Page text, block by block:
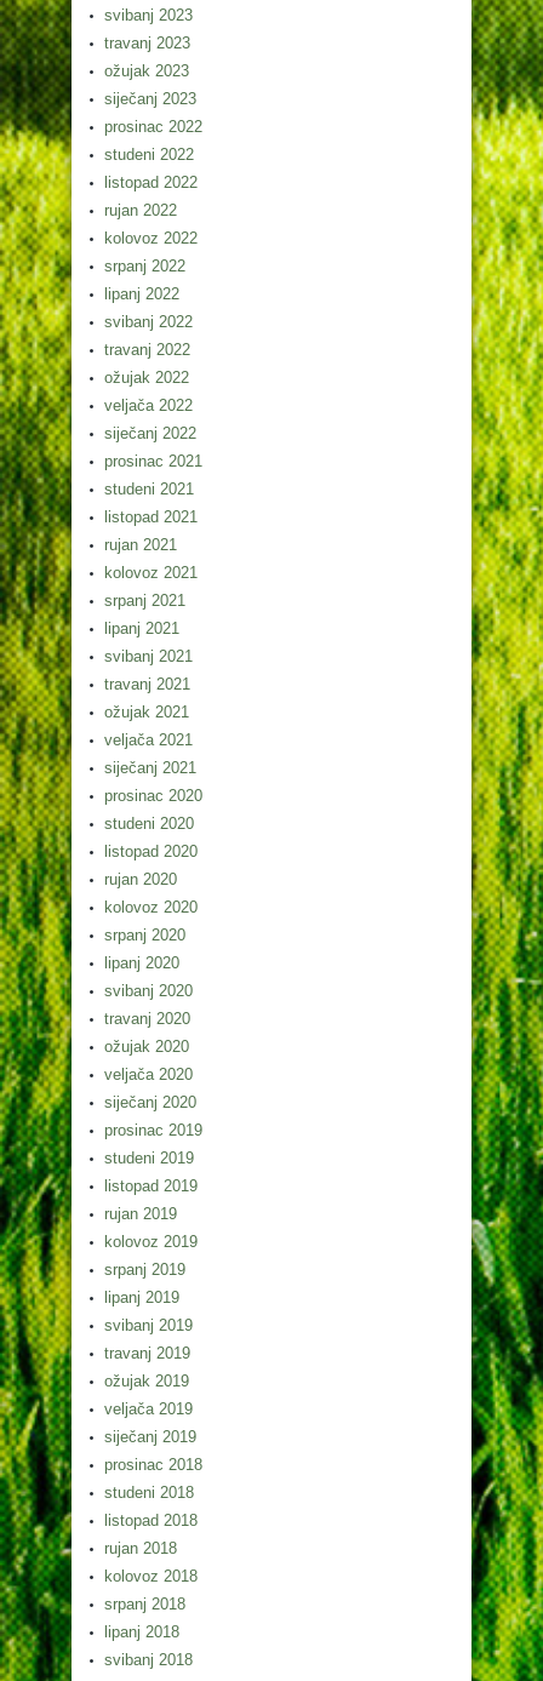
svibanj 2023
travanj 2023
ožujak 2023
siječanj 2023
prosinac 2022
studeni 2022
listopad 2022
rujan 2022
kolovoz 2022
srpanj 2022
lipanj 2022
svibanj 2022
travanj 2022
ožujak 2022
veljača 2022
siječanj 2022
prosinac 2021
studeni 2021
listopad 2021
rujan 2021
kolovoz 2021
srpanj 2021
lipanj 2021
svibanj 2021
travanj 2021
ožujak 2021
veljača 2021
siječanj 2021
prosinac 2020
studeni 2020
listopad 2020
rujan 2020
kolovoz 2020
srpanj 2020
lipanj 2020
svibanj 2020
travanj 2020
ožujak 2020
veljača 2020
siječanj 2020
prosinac 2019
studeni 2019
listopad 2019
rujan 2019
kolovoz 2019
srpanj 2019
lipanj 2019
svibanj 2019
travanj 2019
ožujak 2019
veljača 2019
siječanj 2019
prosinac 2018
studeni 2018
listopad 2018
rujan 2018
kolovoz 2018
srpanj 2018
lipanj 2018
svibanj 2018